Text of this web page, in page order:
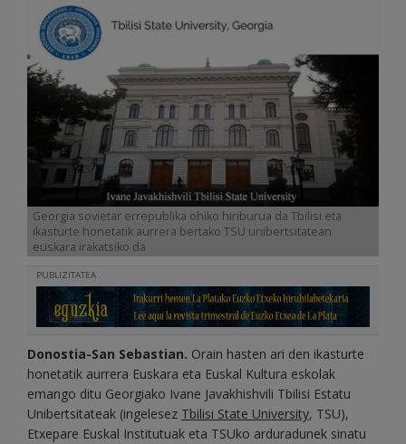
Georgia sovietar errepublika ohiko hiriburua da Tbilisi eta
ikasturte honetatik aurrera bertako TSU unibertsitatean
euskara irakatsiko da
PUBLIZITATEA
Donostia-San Sebastian. Orain hasten ari den ikasturte
honetatik aurrera Euskara eta Euskal Kultura eskolak
emango ditu Georgiako Ivane Javakhishvili Tbilisi Estatu
Unibertsitateak (ingelesez Tbilisi State University, TSU),
Etxepare Euskal Institutuak eta TSUko arduradunek sinatu